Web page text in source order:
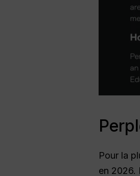
Pour la
en 2026.